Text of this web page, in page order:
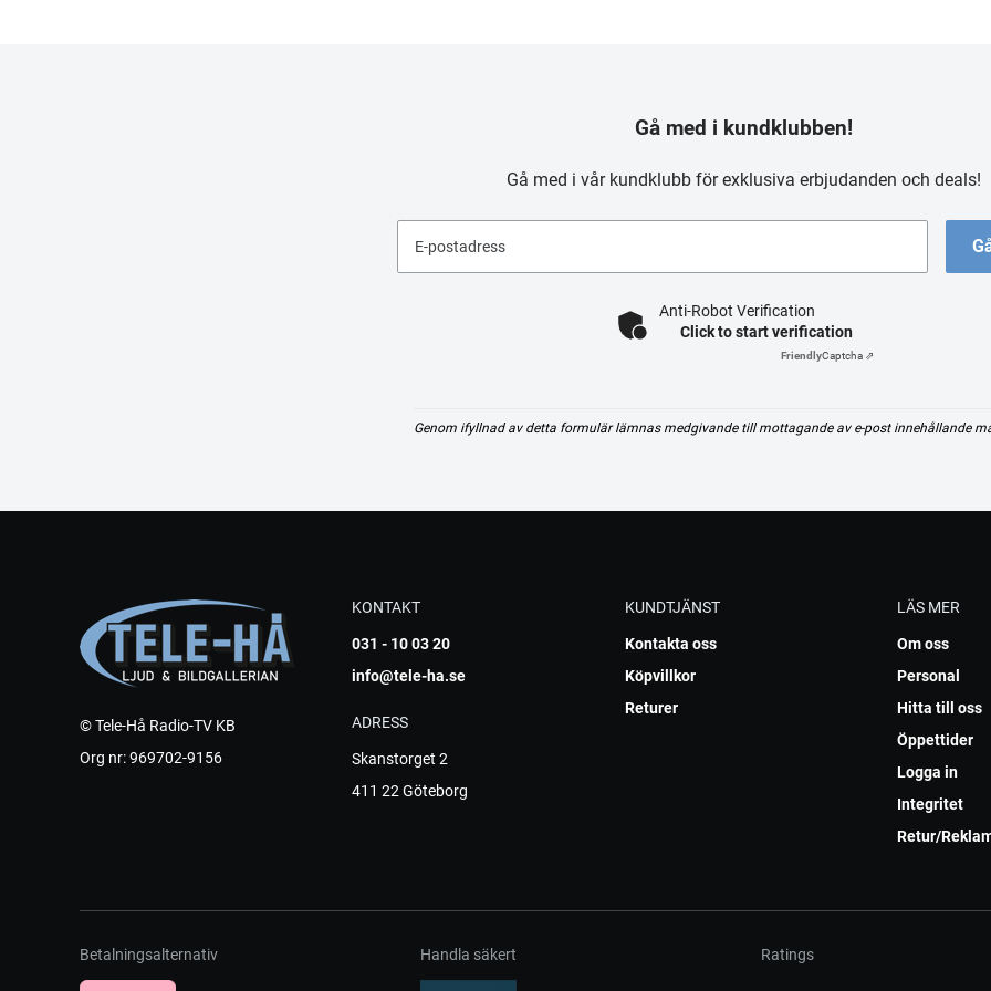
Gå med i kundklubben!
Gå med i vår kundklubb för exklusiva erbjudanden och deals!
E-postadress
Anti-Robot Verification
Click to start verification
FriendlyCaptcha ⇗
Genom ifyllnad av detta formulär lämnas medgivande till mottagande av e-post innehållande
© Tele-Hå Radio-TV KB
Org nr: 969702-9156
KONTAKT
031 - 10 03 20
info@tele-ha.se
ADRESS
Skanstorget 2
411 22 Göteborg
KUNDTJÄNST
Kontakta oss
Köpvillkor
Returer
LÄS MER
Om oss
Personal
Hitta till oss
Öppettider
Logga in
Integritet
Retur/
Betalningsalternativ Handla säkert Ratings